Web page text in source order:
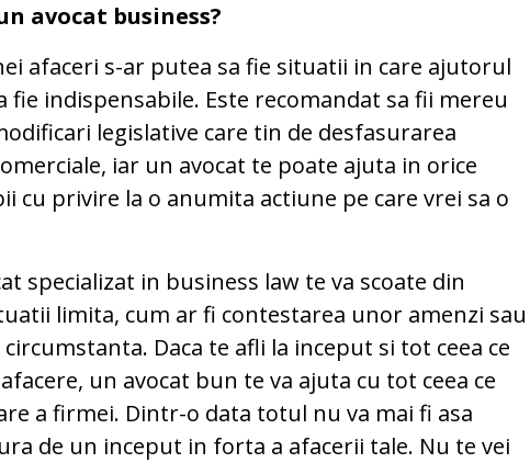
avocat business?
afaceri s-ar putea sa fie situatii in care ajutorul
fie indispensabile. Este recomandat sa fii mereu
legislative care tin de desfasurarea
iar un avocat te poate ajuta in orice
cu privire la o anumita actiune pe care vrei sa o
specializat in business law te va scoate din
limita, cum ar fi contestarea unor amenzi sau
Daca te afli la inceput si tot ceea ce
un avocat bun te va ajuta cu tot ceea ce
a firmei. Dintr-o data totul nu va mai fi asa
de un inceput in forta a afacerii tale. Nu te vei